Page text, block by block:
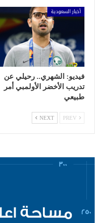
أخبار السعودية
فيديو: الشهري.. رحيلي عن
تدريب الأخضر الأولمبي أمر
طبيعي
NEXT